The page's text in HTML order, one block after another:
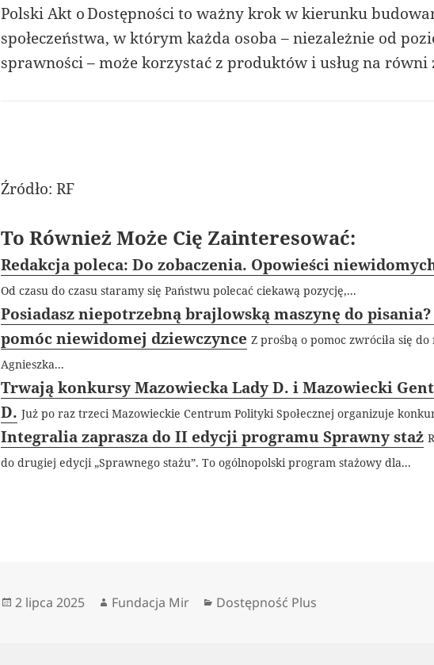
Polski Akt o Dostępności to ważny krok w kierunku
społeczeństwa, w którym każda osoba – niezależnie od
sprawności – może korzystać z produktów i usług na
Źródło: RF
To Również Może Cię Zainteresować:
Redakcja poleca: Do zobaczenia. Opowieści
Od czasu do czasu staramy się Państwu polecać ciekawą pozycję,...
Posiadasz niepotrzebną brajlowską maszynę do pisania?
pomóc niewidomej dziewczynce Z prośbą o pomoc zwróciła się do
Agnieszka...
Trwają konkursy Mazowiecka Lady D. i Mazowiecki
D. Już po raz trzeci Mazowieckie Centrum Polityki Społecznej organizuje
Integralia zaprasza do II edycji programu Sprawny staż
do drugiej edycji „Sprawnego stażu”. To ogólnopolski program stażowy dla...
Data
2 lipca 2025 Autor
Fundacja Mir Kategorie
Dostępność Plus